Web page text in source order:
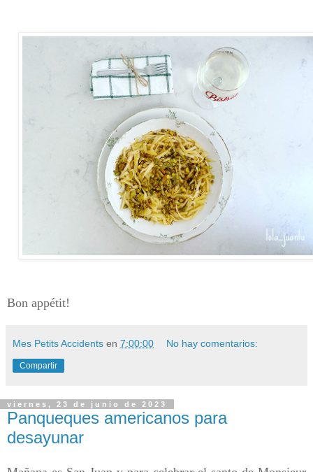
Bon appétit!
Mes Petits Accidents en 7:00:00 No hay comentarios:
Compartir
viernes, 23 de junio de 2023
Panqueques americanos para
desayunar